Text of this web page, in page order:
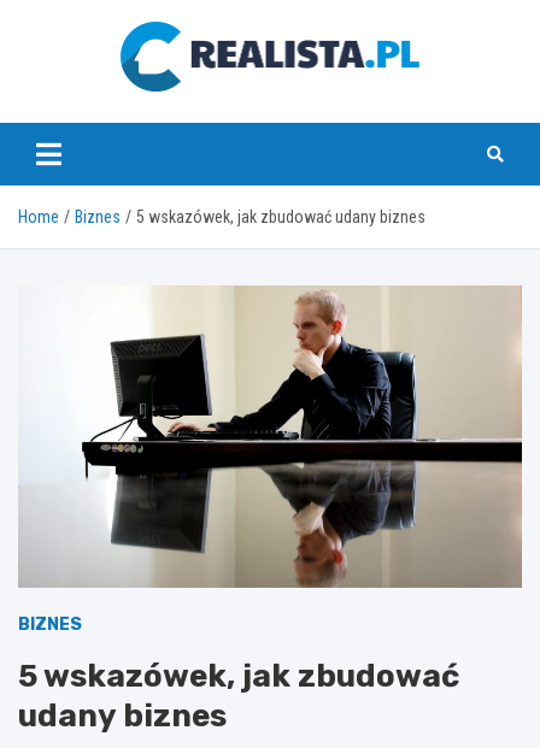
realista.pl
Home Biznes 5 wskazówek, jak zbudować udany biznes
BIZNES
5 wskazówek, jak zbudować
udany biznes